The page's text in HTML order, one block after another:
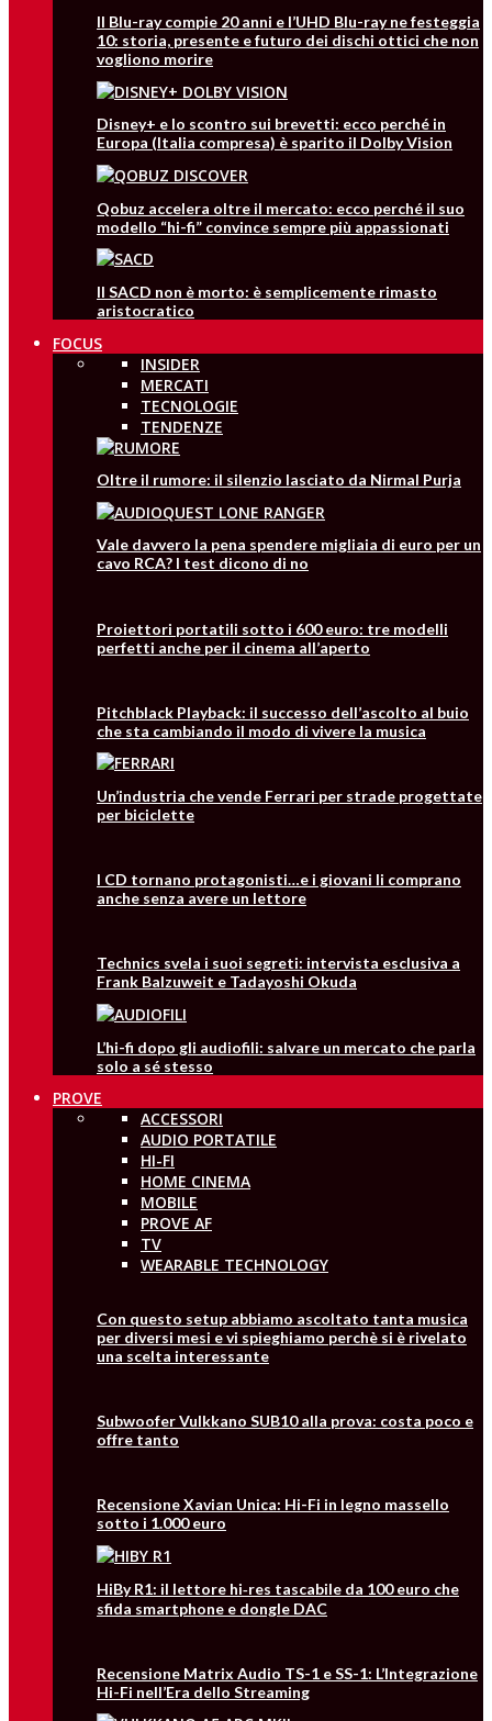
Il Blu-ray compie 20 anni e l’UHD Blu-ray ne festeggia
10: storia, presente e futuro dei dischi ottici che non
vogliono morire
Disney+ e lo scontro sui brevetti: ecco perché in
Europa (Italia compresa) è sparito il Dolby Vision
Qobuz accelera oltre il mercato: ecco perché il suo
modello “hi-fi” convince sempre più appassionati
Il SACD non è morto: è semplicemente rimasto
aristocratico
FOCUS
INSIDER
MERCATI
TECNOLOGIE
TENDENZE
Oltre il rumore: il silenzio lasciato da Nirmal Purja
Vale davvero la pena spendere migliaia di euro per un
cavo RCA? I test dicono di no
Proiettori portatili sotto i 600 euro: tre modelli
perfetti anche per il cinema all’aperto
Pitchblack Playback: il successo dell’ascolto al buio
che sta cambiando il modo di vivere la musica
Un’industria che vende Ferrari per strade progettate
per biciclette
I CD tornano protagonisti…e i giovani li comprano
anche senza avere un lettore
Technics svela i suoi segreti: intervista esclusiva a
Frank Balzuweit e Tadayoshi Okuda
L’hi-fi dopo gli audiofili: salvare un mercato che parla
solo a sé stesso
PROVE
ACCESSORI
AUDIO PORTATILE
HI-FI
HOME CINEMA
MOBILE
PROVE AF
TV
WEARABLE TECHNOLOGY
Con questo setup abbiamo ascoltato tanta musica
per diversi mesi e vi spieghiamo perchè si è rivelato
una scelta interessante
Subwoofer Vulkkano SUB10 alla prova: costa poco e
offre tanto
Recensione Xavian Unica: Hi-Fi in legno massello
sotto i 1.000 euro
HiBy R1: il lettore hi‑res tascabile da 100 euro che
sfida smartphone e dongle DAC
Recensione Matrix Audio TS-1 e SS-1: L’Integrazione
Hi-Fi nell’Era dello Streaming